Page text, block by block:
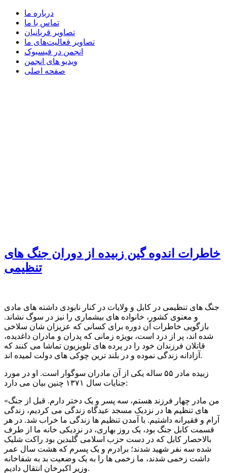
درباره ما
تماس با ما
تصاویر قربانیان
تصاویر فعالیت‌های ما
انجمن در فیسبوک
ویدیو های انجمن
صفحه اصلی
خاطرات اندوه گین زبیده از دوران جنگ های
تنظیمی
جنگ های تنظیمی در کابل و ولایات در کنار نابودی داشته های مادی
و معنوی کشور،‌ خانواده های بیشماری را نیز در سوگ نشاند.
بازگویی خاطرات آن دوره برای کسانی که عزیزان شان سلاخی
شده اند، پر از درد است، بویژه زمانی که پدران و مادران داغدیده،
قاتلان فرزندان خود را در پرده های تلویزیون تماشا می کنند که
آزادانه زندگی نموده و در بلند ترین چوکی های دولت لمیده اند.
زبیده مادر ۵۵ ساله یکی از آن مادران سوگوار است. او در مورد
جنایات سال ۱۳۷۱ چنین بیان می دارد:
«من مادر چهار فرزند هستم، سه پسر و یک دختر دارم. قبل از جنگ
های تنظیم ها در نزدیک مسجد عیدگاه زندگی می کردیم، زندگی
آرام و فقیرانه داشتیم. با آمدن تنظیم ها زندگی ما خراب شد. در هر
قسمت کابل جنگ بود، یک روز بهاری، در نزدیکی خانه ما از طرف
بالاحصار کابل که در دست حزب اسلامی گلبدین بود راکت شلیک
شده سه نفر شهید شدند؛ برادرم و یک پسرم که هشت سال عمر
داشت زخمی شدند، ما زخمی ها را به یک وضعیت بد به شفاخانه
وزیر اکبرخان انتقال دادیم.